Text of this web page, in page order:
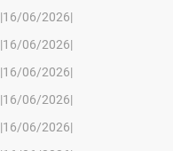
|16/06/2026|
|16/06/2026|
|16/06/2026|
|16/06/2026|
|16/06/2026|